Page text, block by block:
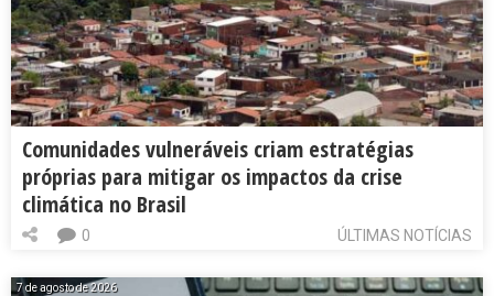
Comunidades vulneráveis criam estratégias
próprias para mitigar os impactos da crise
climática no Brasil
ÚLTIMAS NOTÍCIAS
0
7 de agosto de 2026